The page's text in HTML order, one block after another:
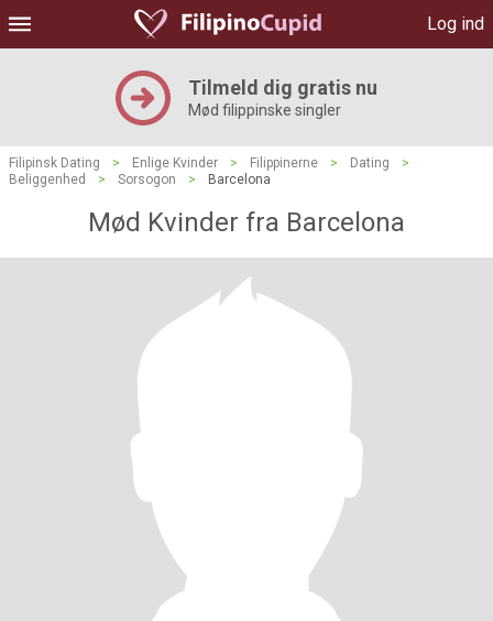
Log ind
Tilmeld dig gratis nu
Mød filippinske singler
Filipinsk Dating > Enlige Kvinder > Filippinerne > Dating
>
Beliggenhed
> Sorsogon > Barcelona
Mød Kvinder fra Barcelona